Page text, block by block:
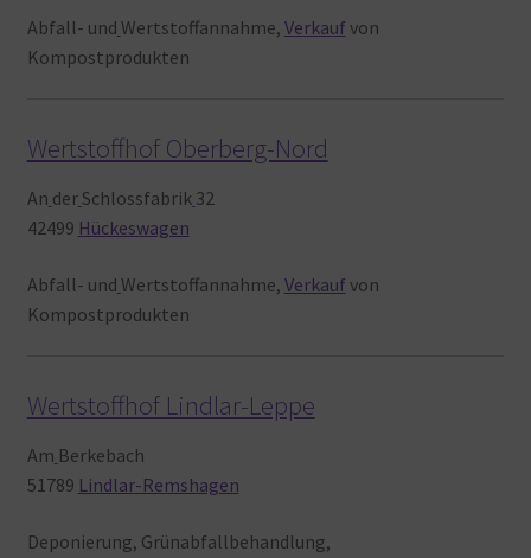
Abfall- und Wertstoffannahme, Verkauf von
Kompostprodukten
Wertstoffhof Oberberg-Nord
An der Schlossfabrik 32
42499 Hückeswagen
Abfall- und Wertstoffannahme, Verkauf von
Kompostprodukten
Wertstoffhof Lindlar-Leppe
Am Berkebach
51789 Lindlar-Remshagen
Deponierung, Grünabfallbehandlung,